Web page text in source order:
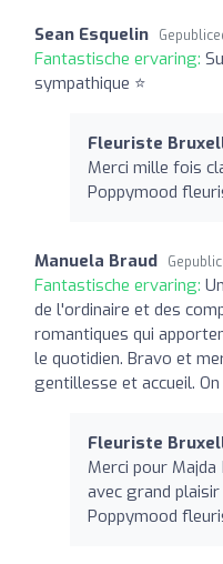
Sean Esquelin
Fantastische ervaring:
sympathique ⭐️
Fleuriste
Merci mille fois
Poppymood
Manuela Braud
Fantastische ervaring:
de l'ordinaire et des
romantiques qui
le quotidien. Bravo et
gentillesse et accueil.
Fleuriste
Merci pour
avec grand
Poppymood